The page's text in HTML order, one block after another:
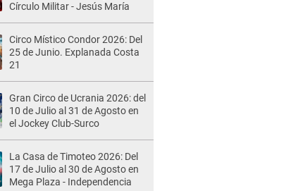
Círculo Militar - Jesús María
Circo Místico Condor 2026: Del
25 de Junio. Explanada Costa
21
Gran Circo de Ucrania 2026: del
10 de Julio al 31 de Agosto en
el Jockey Club-Surco
La Casa de Timoteo 2026: Del
17 de Julio al 30 de Agosto en
Mega Plaza - Independencia